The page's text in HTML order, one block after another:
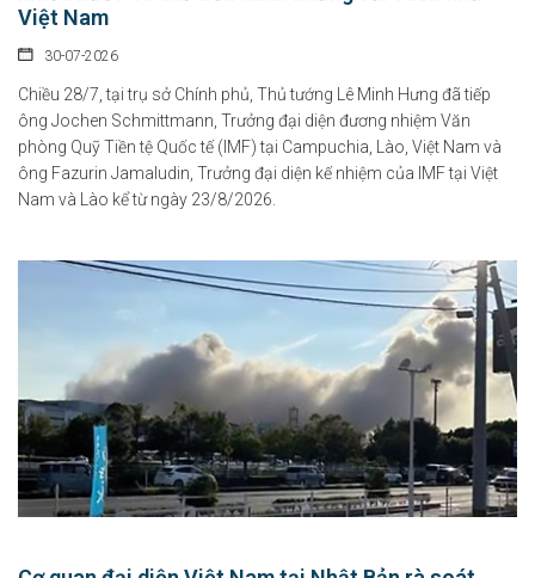
Việt Nam
30-07-2026
Chiều 28/7, tại trụ sở Chính phủ, Thủ tướng Lê Minh Hưng đã tiếp
ông Jochen Schmittmann, Trưởng đại diện đương nhiệm Văn
phòng Quỹ Tiền tệ Quốc tế (IMF) tại Campuchia, Lào, Việt Nam và
ông Fazurin Jamaludin, Trưởng đại diện kế nhiệm của IMF tại Việt
Nam và Lào kể từ ngày 23/8/2026.